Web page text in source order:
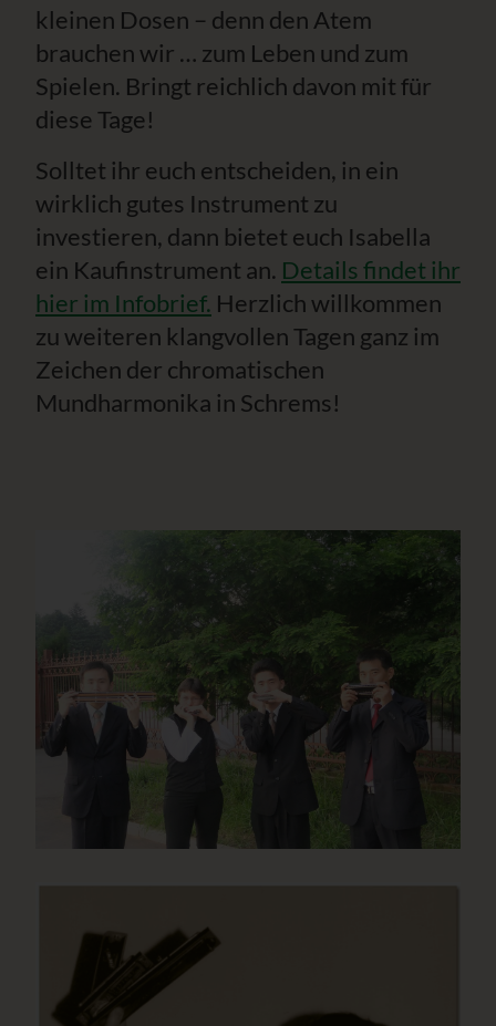
kleinen Dosen – denn den Atem
brauchen wir … zum Leben und zum
Spielen. Bringt reichlich davon mit für
diese Tage!
Solltet ihr euch entscheiden, in ein
wirklich gutes Instrument zu
investieren, dann bietet euch Isabella
ein Kaufinstrument an. Details findet ihr
hier im Infobrief. Herzlich willkommen
zu weiteren klangvollen Tagen ganz im
Zeichen der chromatischen
Mundharmonika in Schrems!